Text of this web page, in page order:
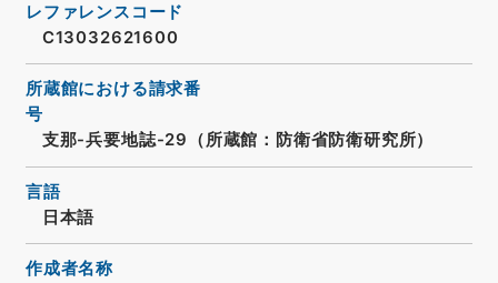
レファレンスコード
C13032621600
所蔵館における請求番
号
支那-兵要地誌-29（所蔵館：防衛省防衛研究所）
言語
日本語
作成者名称